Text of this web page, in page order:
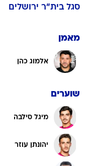
סגל בית"ר ירושלים
מאמן
אלמוג כהן
שוערים
מיגל סילבה
יהונתן עוזר